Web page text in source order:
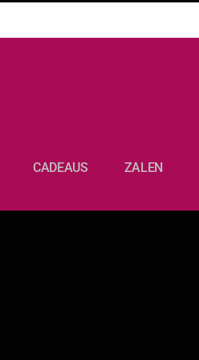
CADEAUS ZALEN